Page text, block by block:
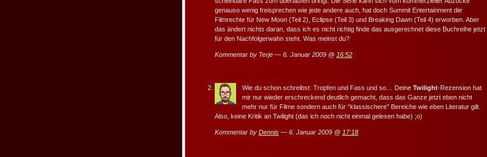
genauso wenig freisprechen wie jede andere auch, hat doch Summit Entertainment die
Filmrechte für New Moon (Teil 2), Eclipse (Teil 3) und Breaking Dawn (Teil 4) erworben. Aber
das ändert nichts daran, dass ich es nicht richtig finde das ausgerechnet diese Buchreihe jetzt
für den Nachfolgerwahn steht. Was meinst du?
Kommentar by Terje — 6. Januar 2009 @ 16:52
Wie du schon schreibst: Tropfen und Fass und so… Deine Twilight-Rezension hat
mir nur wieder erschreckend deutlich gemacht, dass das Ganze jetzt eben nicht
mehr nur für Filme sondern auch für “klassischere” Bereiche wie eben Literatur gilt.
Also, keine Kritik an Twilight (das ich noch nicht einmal gelesen habe) ;o)
Kommentar by Dennis — 6. Januar 2009 @ 17:18